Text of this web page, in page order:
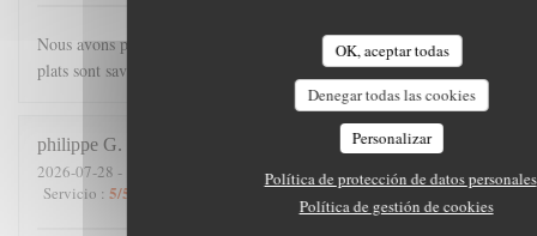
OK, aceptar todas
Denegar todas las cookies
Personalizar
Política de protección de datos personales
Política de gestión de cookies
Nous avons passé une excellente soirée. Accueil chaleureux, les
plats sont savoureux, et copieux.
philippe G
2026-07-28 - 19:45 - Invitados 3
Servicio : 5/5 Menú:5/5 Calidad / Precio:5/5